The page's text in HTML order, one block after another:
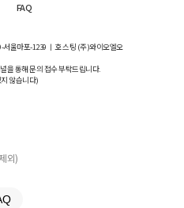
FAQ
서울마포-1239 ㅣ 호스팅 (주)와이오엘오
을 통해 문의 접수 부탁드립니다.
않습니다)
외)